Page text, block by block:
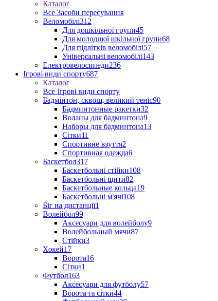
Каталог
Все Засоби пересування
Веломобілі312
Для дошкільної групи45
Для молодшої шкільної групи68
Для підлітків веломобілі57
Універсальні веломобілі143
Електровелосипеди236
Ігрові види спорту687
Каталог
Все Ігрові види спорту
Бадмінтон, сквош, великий теніс90
Бадминтонные ракетки32
Воланы для бадминтона9
Наборы для бадминтона13
Сітки11
Спортивне взуття2
Спортивная одежда6
Баскетбол317
Баскетбольні стійки108
Баскетбольні щити82
Баскетбольные кольца19
Баскетбольні м'ячі108
Біг на дистанції1
Волейбол99
Аксесуари для волейболу9
Волейбольный мячи87
Стійки3
Хокей17
Ворота16
Сітки1
Футбол163
Аксесуари для футболу57
Ворота та сітки44